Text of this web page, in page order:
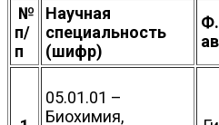
№
п/
п
Научная
специальность
(шифр)
05.01.01 –
Биохимия,